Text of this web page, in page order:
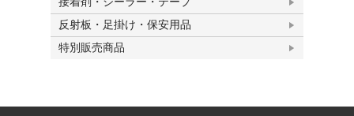
反射板・足掛け・保安用品
特別販売商品